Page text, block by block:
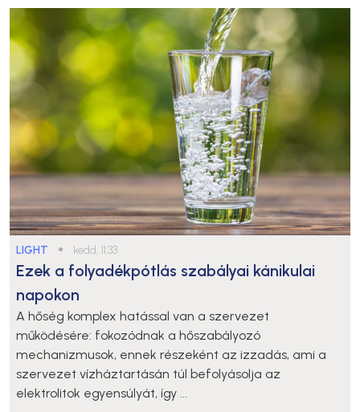
LIGHT ● kedd, 11:33
Ezek a folyadékpótlás szabályai kánikulai
napokon
A hőség komplex hatással van a szervezet
működésére: fokozódnak a hőszabályozó
mechanizmusok, ennek részeként az izzadás, ami a
szervezet vízháztartásán túl befolyásolja az
elektrolitok egyensúlyát, így ...